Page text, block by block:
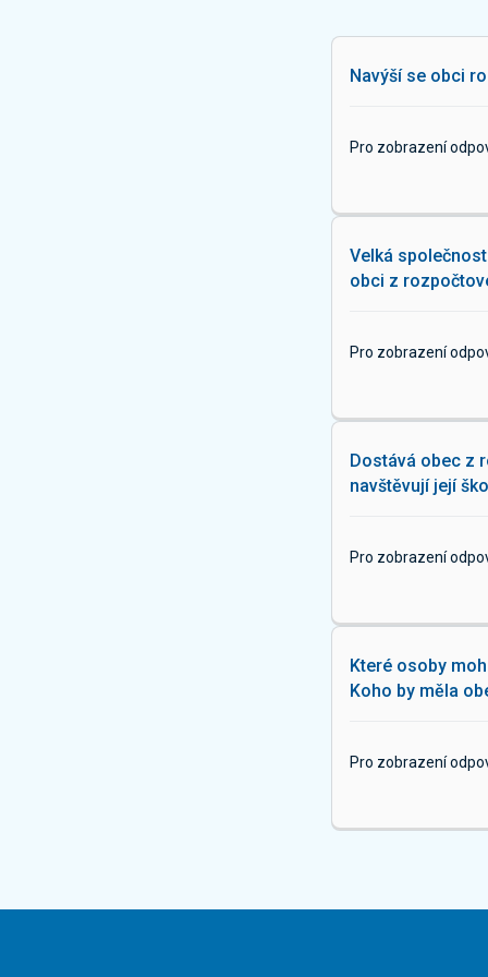
Navýší se obci
Pro zobrazení
Velká
obci z
Pro zobrazení
Dostává obec z
navštěvují její
Pro zobrazení
Které osoby
Koho by měla
Pro zobrazení